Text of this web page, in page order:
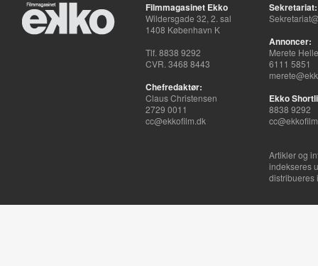
Filmmagasinet Ekko
Wildersgade 32, 2. sal
1408 København K
Tlf. 8838 9292
CVR. 3468 8443
Chefredaktør:
Claus Christensen
2729 0011
cc@ekkofilm.dk
Sekretariat:
Annoncer:
Merete
6111 5851
Ekko
8838 9292
Artikler og
indekseres
distribueres